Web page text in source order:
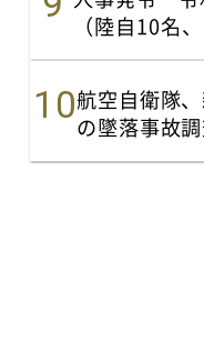
（陸自10名
航空自衛隊
の墜落事故